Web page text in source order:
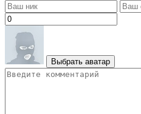
Выбрать аватар